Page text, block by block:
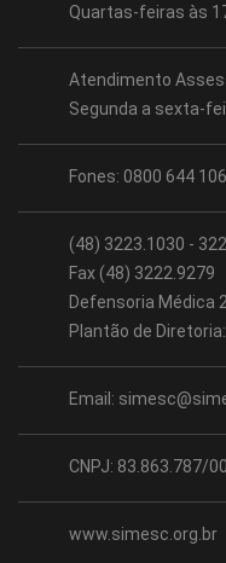
Quartas-feiras às
Atendimento
Segunda a sexta-
Fones: 0800 644
(48) 3223.1030 -
Fax (48) 3222.9279
Defensoria Médica
Plantão de
Email:
CNPJ: 83.863.787/
www.simesc.org.br